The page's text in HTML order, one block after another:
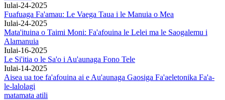
Iulai-24-2025
Fuafuaga Fa'amau: Le Vaega Taua i le Manuia o Mea
Iulai-24-2025
Mata'ituina o Taimi Moni: Fa'afouina le Lelei ma le Saogalemu i
Alamanuia
Iulai-16-2025
Le Si'itia o le Sa'o i Au'aunaga Fono Tele
Iulai-14-2025
Aisea ua toe fa'afouina ai e Au'aunaga Gaosiga Fa'aeletonika Fa'a-
le-lalolagi
matamata atili